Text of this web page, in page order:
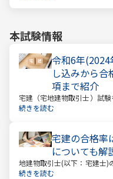
本試験情報
令和6年
し込みから
項まで紹介
宅建（宅地建物取引士）試
情報は「試験日」です。いつ
続きを読む
宅建の合格率
についても解
地建物取引士(以下：宅建士)
人気資格。 その試験の合格
続きを読む